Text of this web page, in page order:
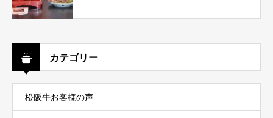
カテゴリー
松阪牛お客様の声